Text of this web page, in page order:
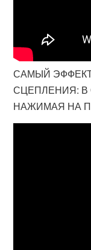
САМЫЙ
СЦЕПЛЕНИЯ: В
НАЖИМАЯ НА